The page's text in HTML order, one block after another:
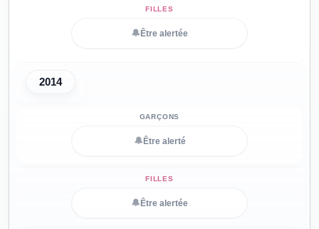
🔔 Être alertée
2014
🔔 Être alerté
🔔 Être alertée